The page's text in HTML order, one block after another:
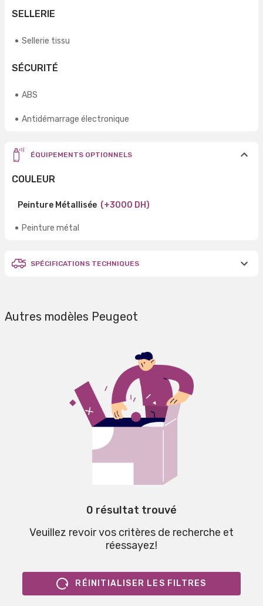
SELLERIE
Sellerie tissu
SÉCURITÉ
ABS
Antidémarrage électronique
ÉQUIPEMENTS OPTIONNELS
COULEUR
Peinture Métallisée (+3000 DH)
Peinture métal
SPÉCIFICATIONS TECHNIQUES
Autres modèles Peugeot
0 résultat trouvé
Veuillez revoir vos critères de recherche et
réessayez!
RÉINITIALISER LES FILTRES